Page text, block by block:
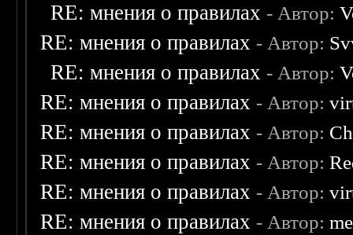
RE: мнения о правилах - Автор:
RE: мнения о правилах - Автор:
RE: мнения о правилах - Автор:
RE: мнения о правилах - Автор:
RE: мнения о правилах - Автор:
RE: мнения о правилах - Автор:
RE: мнения о правилах - Автор:
RE: мнения о правилах - Автор: